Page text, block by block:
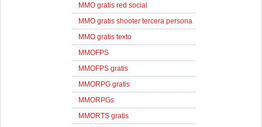
MMO gratis red social
MMO gratis shooter tercera persona
MMO gratis texto
MMOFPS
MMOFPS gratis
MMORPG gratis
MMORPGs
MMORTS gratis